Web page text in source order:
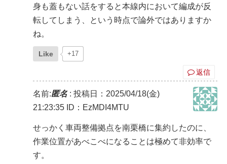
身も蓋もない話をすると本線内において編成が反
転してしまう、という時点で論外ではありますか
ね。
Like +17
返信
名前:匿名: 投稿日：2025/04/18(金)
21:23:35 ID：EzMDI4MTU
せっかく車両整備拠点を南栗橋に集約したのに、
作業位置があべこべになることは極めて非効率で
す。